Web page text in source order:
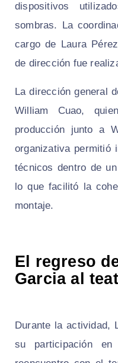
dispositivos
sombras. La
cargo de Laura
de dirección fue
La dirección general
William Cuao,
producción junto a
organizativa permitió
técnicos dentro de
lo que facilitó la
montaje.
El regreso
Garcia al
Durante la actividad,
su participación